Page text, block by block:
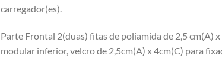
carregador(es).
Parte Frontal 2(duas) fitas de poliamida de 2,5 cm(A)
modular inferior, velcro de 2,5cm(A) x 4cm(C) para